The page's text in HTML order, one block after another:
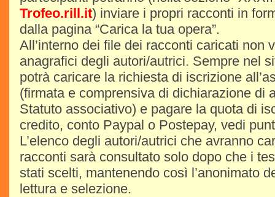
Trofeo.rill.it) inviare i propri racconti in
dalla pagina “Carica la tua opera”.
All’interno dei file dei racconti caricati non
anagrafici degli autori/autrici. Sempre nel
potrà caricare la richiesta di iscrizione
(firmata e comprensiva di dichiarazione di
Statuto associativo) e pagare la quota di
credito, conto Paypal o Postepay, vedi
L’elenco degli autori/autrici che avranno
racconti sarà consultato solo dopo che i
stati scelti, mantenendo così l’anonimato
lettura e selezione.